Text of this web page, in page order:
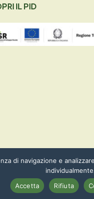
IL PID
01606030474 | MADE
di navigazione e
Accetta
Rifiuta